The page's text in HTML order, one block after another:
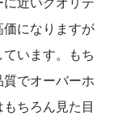
近いクオリテ
価になりますが
います。もち
でオーバーホ
ちろん見た目